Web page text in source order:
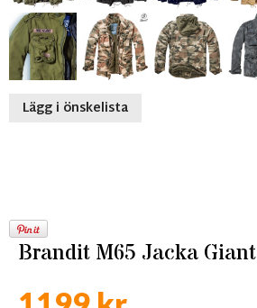
Lägg i önskelista
Brandit M65 Jacka Giant